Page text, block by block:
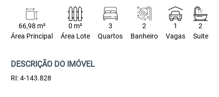
66,98 m²
Área Principal
0 m²
Área Lote
3
Quartos
2
Banheiro
1
Vagas
2
Suite
DESCRIÇÃO DO IMÓVEL
RI: 4-143.828